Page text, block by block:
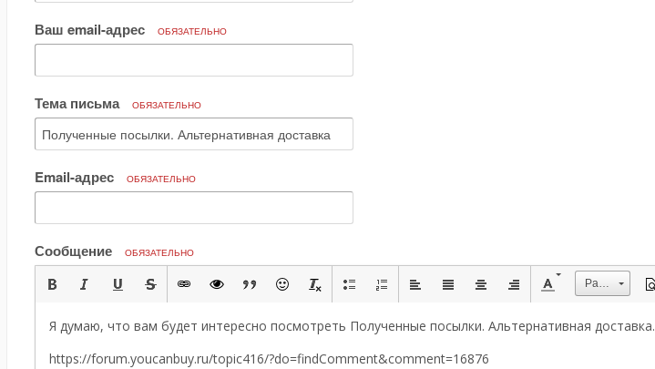
Ваш email-адрес ОБЯЗАТЕЛЬНО
Тема письма ОБЯЗАТЕЛЬНО
Email-адрес ОБЯЗАТЕЛЬНО
Сообщение ОБЯЗАТЕЛЬНО
Размер
Я думаю, что вам будет интересно посмотреть Полученные посылки. Альтернативная доставка.
https://forum.youcanbuy.ru/topic416/?do=findComment&comment=16876